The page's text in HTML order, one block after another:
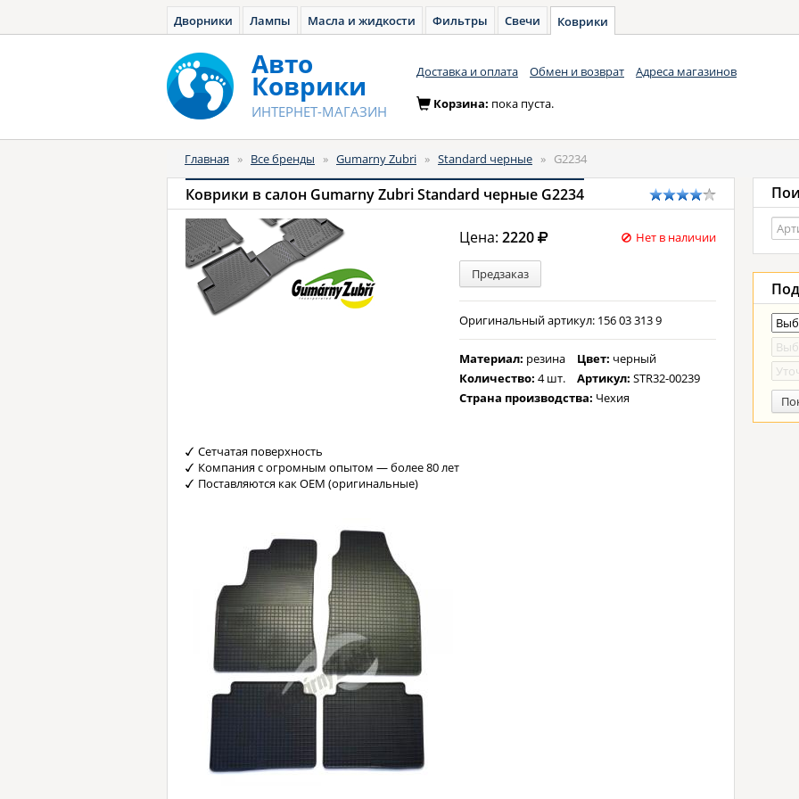
Дворники Лампы Масла и жидкости Фильтры Свечи Коврики
Авто
Коврики
ИНТЕРНЕТ-МАГАЗИН
Доставка и оплата Обмен и возврат Адреса магазинов
Корзина: пока пуста.
Главная » Все бренды » Gumarny Zubri » Standard черные » G2234
Коврики в салон Gumarny Zubri Standard черные G2234
Цена:2220 Нет в наличии
Предзаказ
Оригинальный артикул: 156 03 313 9
Материал: резина Цвет: черный
Количество:4 шт. Артикул:STR32-00239
Страна производства: Чехия
Сетчатая поверхность
Компания с огромным опытом — более 80 лет
Поставляются как OEM (оригинальные)